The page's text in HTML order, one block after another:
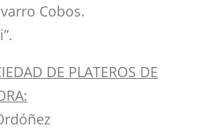
Cobos.
DE PLATEROS DE